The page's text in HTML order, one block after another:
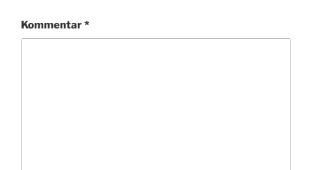
Kommentar*